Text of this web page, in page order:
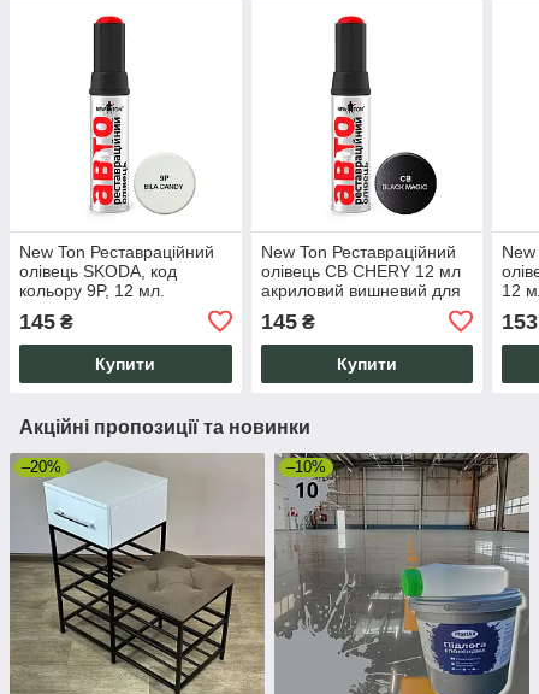
New Ton Реставраційний
олівець SKODA, код
кольору 9P, 12 мл.
підфарбовування відколів
та подряпин.
145 ₴
Купити
New Ton Реставраційний
олівець CB CHERY 12 мл
акриловий вишневий для
відколів ЛФП автомобіля
145₴
Купити
New
12
153
Акційні пропозиції та новинки
–20% –10%